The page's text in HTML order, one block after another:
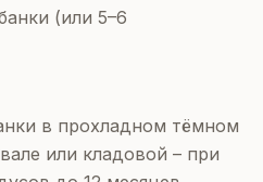
(или 5–6
в прохладном тёмном
или кладовой – при